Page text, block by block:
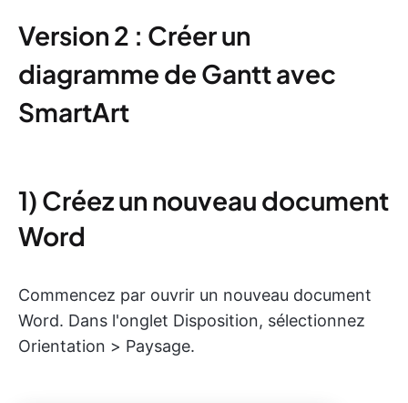
Version 2 : Créer un
diagramme de Gantt avec
SmartArt
1) Créez un nouveau document
Word
Commencez par ouvrir un nouveau document
Word. Dans l'onglet Disposition, sélectionnez
Orientation > Paysage.